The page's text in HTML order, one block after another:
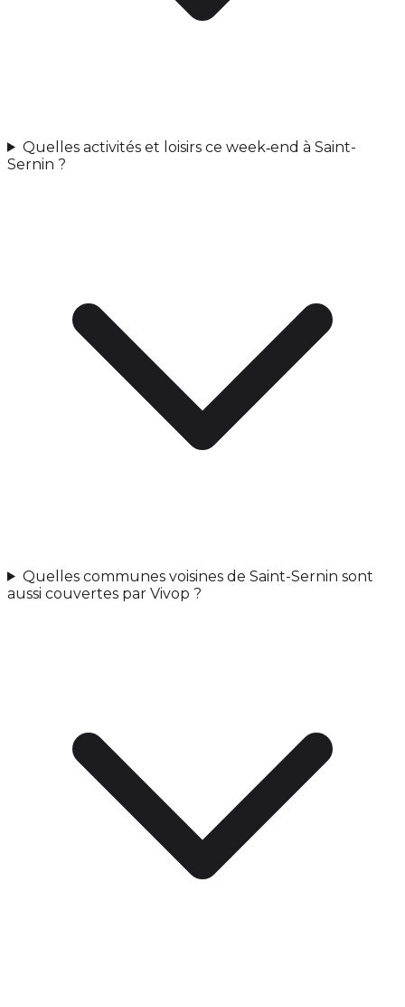
Quelles activités et loisirs ce week‑end à Saint-
Sernin ?
Quelles communes voisines de Saint-Sernin sont
aussi couvertes par Vivop ?